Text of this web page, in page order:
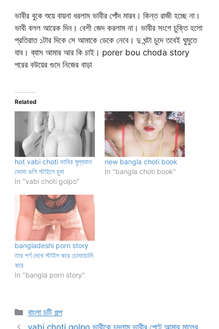
ভাবীর বুকে শুয়ে বায়না ধরলাম ভাবীর পোঁদ মারব। কিন্ত রাজী হচ্ছে না।
ভাবী বলল আরেক দিন। বেশী জেদ করলাম না। ভাবীর সংগে চুক্তি হলো
প্রতিরাত ১টার দিকে সে আমাকে ডেকে নেবে। দু ঘন্টা চুদে তবেই ঘুমুতে
যাব। ব্যাস আমার আর কি চাই। porer bou choda story
পরের বউয়ের গুদে নিজের বাড়া
Related
hot vabi choti ভাবির মুল্যবান
ভোদা ডগি স্টাইলে চুদা
In "vabi choti golpo"
new bangla choti book
In "bangla choti book"
bangladeshi porn story
তার পর্ণ দেখে স্টাইল করে চোদাচোদি
করে
In "bangla porn story"
Categories
বাংলা চটি গল্প